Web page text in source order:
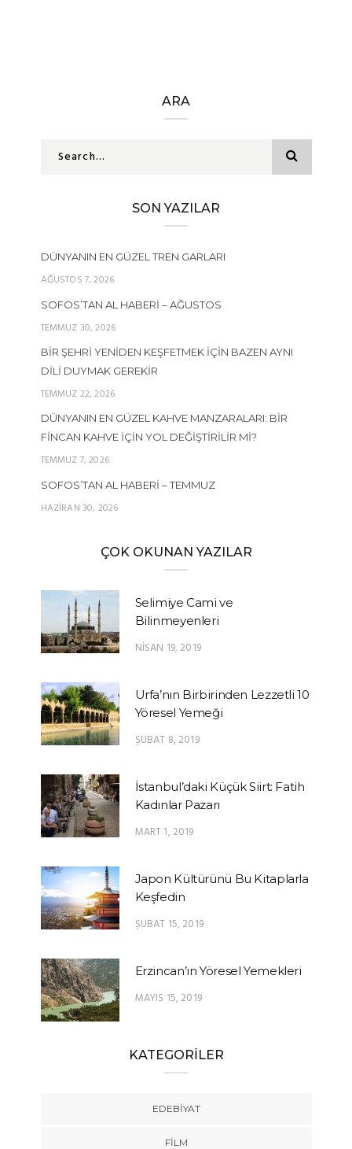
ARA
SON YAZILAR
DÜNYANIN EN GÜZEL TREN GARLARI
AĞUSTOS 7, 2026
SOFOS’TAN AL HABERI – AĞUSTOS
TEMMUZ 30, 2026
BIR ŞEHRI YENIDEN KEŞFETMEK İÇIN BAZEN AYNI
DILI DUYMAK GEREKIR
TEMMUZ 22, 2026
DÜNYANIN EN GÜZEL KAHVE MANZARALARI: BIR
FINCAN KAHVE İÇIN YOL DEĞIŞTIRILIR MI?
TEMMUZ 7, 2026
SOFOS’TAN AL HABERI – TEMMUZ
HAZIRAN 30, 2026
ÇOK OKUNAN YAZILAR
Selimiye Cami ve
Bilinmeyenleri
NISAN 19, 2019
Urfa’nın Birbirinden Lezzetli 10
Yöresel Yemeği
ŞUBAT 8, 2019
İstanbul’daki Küçük Siirt: Fatih
Kadınlar Pazarı
MART 1, 2019
Japon Kültürünü Bu Kitaplarla
Keşfedin
ŞUBAT 15, 2019
Erzincan’ın Yöresel Yemekleri
MAYIS 15, 2019
KATEGORİLER
EDEBIYAT
FILM